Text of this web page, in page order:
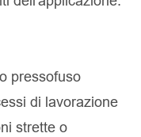
pressofuso
di lavorazione
strette o